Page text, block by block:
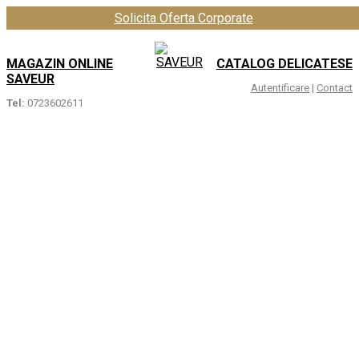
Solicita Oferta Corporate
MAGAZIN ONLINE
SAVEUR
Tel: 0723602611
CATALOG DELICATESE
Autentificare | Contact